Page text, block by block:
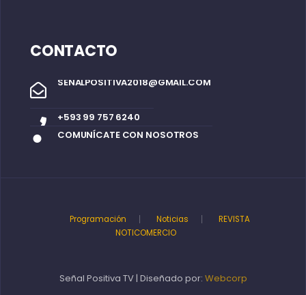
CONTACTO
SENALPOSITIVA2018@GMAIL.COM
+593 99 757 6240
COMUNÍCATE CON NOSOTROS
Programación Noticias
REVISTA
NOTICOMERCIO
Señal Positiva TV | Diseñado por: Webcorp